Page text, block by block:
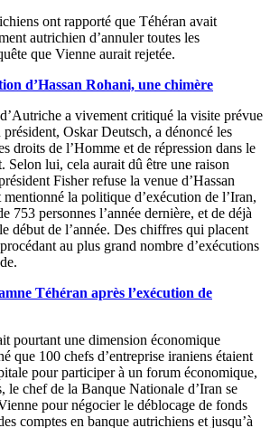
ont rapporté que Téhéran avait
autrichien d’annuler toutes les
que Vienne aurait rejetée.
d’Hassan Rohani, une chimère
a vivement critiqué la visite prévue
Oskar Deutsch, a dénoncé les
droits de l’Homme et de répression dans le
Selon lui, cela aurait dû être une raison
Fisher refuse la venue d’Hassan
la politique d’exécution de l’Iran,
753 personnes l’année dernière, et de déjà
début de l’année. Des chiffres qui placent
au plus grand nombre d’exécutions
Téhéran après l’exécution de
pourtant une dimension économique
que 100 chefs d’entreprise iraniens étaient
pour participer à un forum économique,
le chef de la Banque Nationale d’Iran se
pour négocier le déblocage de fonds
comptes en banque autrichiens et jusqu’à